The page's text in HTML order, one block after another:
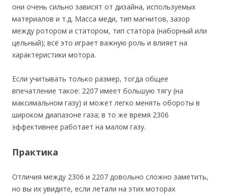
они очень сильно зависят от дизайна, используемых
материалов и т.д. Масса меди, тип магнитов, зазор
между ротором и статором, тип статора (наборный или
цельный); всё это играет важную роль и влияет на
характеристики мотора.
Если учитывать только размер, тогда общее
впечатление такое: 2207 имеет большую тягу (на
максимальном газу) и может легко менять обороты в
широком диапазоне газа; в то же время 2306
эффективнее работает на малом газу.
Практика
Отличия между 2306 и 2207 довольно сложно заметить,
но вы их увидите, если летали на этих моторах